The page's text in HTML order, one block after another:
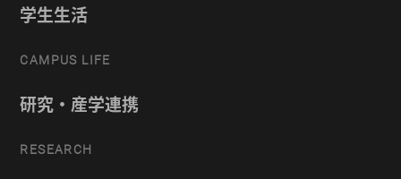
学生生活
CAMPUS LIFE
研究・産学連携
RESEARCH